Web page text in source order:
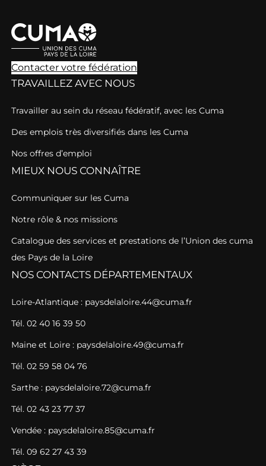
Contacter votre fédération
TRAVAILLEZ AVEC NOUS
Travailler au sein du réseau fédératif, avec les Cuma
Des emplois très diversifiés dans les Cuma
Nos offres d’emploi
MIEUX NOUS CONNAÎTRE
Communiquer sur les Cuma
Notre rôle & nos missions
Catalogue des services et prestations de l’Union des cuma
des Pays de la Loire
NOS CONTACTS DÉPARTEMENTAUX
Loire-Atlantique : paysdelaloire.44@cuma.fr
Tél. 02 40 16 39 50
Maine et Loire : paysdelaloire.49@cuma.fr
Tél. 02 59 58 04 76
Sarthe : paysdelaloire.72@cuma.fr
Tél. 02 43 23 77 37
Vendée : paysdelaloire.85@cuma.fr
Tél. 09 62 27 43 39